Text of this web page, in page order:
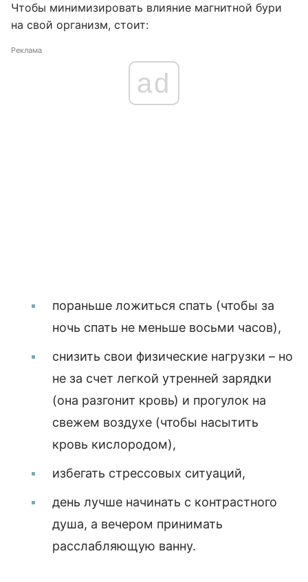
Чтобы минимизировать влияние магнитной бури
на свой организм, стоит:
Реклама
ad
пораньше ложиться спать (чтобы за
ночь спать не меньше восьми часов),
снизить свои физические нагрузки – но
не за счет легкой утренней зарядки
(она разгонит кровь) и прогулок на
свежем воздухе (чтобы насытить
кровь кислородом),
избегать стрессовых ситуаций,
день лучше начинать с контрастного
душа, а вечером принимать
расслабляющую ванну.